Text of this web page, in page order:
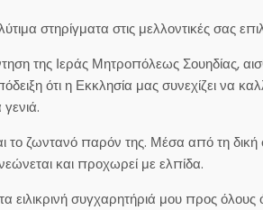
στηρίγματα στις μελλοντικές σας
της Ιεράς Μητροπόλεως Σουηδίας,
ότι η Εκκλησία μας συνεχίζει να
το ζωντανό παρόν της. Μέσα από τη
και προχωρεί με ελπίδα.
ειλικρινή συγχαρητήριά μου προς όλους